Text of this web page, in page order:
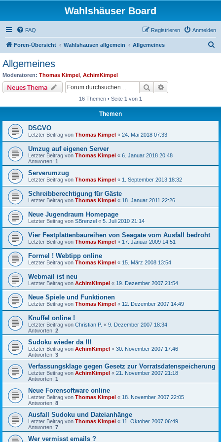
Wahlshäuser Board
FAQ Anmelden
Registrieren
Foren-Übersicht Wahlshausen allgemein Allgemeines
Allgemeines
Moderatoren: Thomas Kimpel AchimKimpel
Neues Thema Suche
16 Themen • Seite 1 von 1
Themen
DSGVO
Letzter Beitrag von Thomas Kimpel « 24. Mai 2018 07:33
Umzug auf eigenen Server
Letzter Beitrag von Thomas Kimpel « 6. Januar 2018 20:48
Antworten: 1
Serverumzug
Letzter Beitrag von Thomas Kimpel « 1. September 2013 18:32
Schreibberechtigung für Gäste
Letzter Beitrag von Thomas Kimpel « 18. Januar 2011 22:26
Neue Jugendraum Homepage
Letzter Beitrag von SBrenzel « 5. Juli 2010 21:14
Vier Festplattenbaureihen von Seagate vom Ausfall bedroht
Letzter Beitrag von Thomas Kimpel « 17. Januar 2009 14:51
Formel ! Webtipp online
Letzter Beitrag von Thomas Kimpel « 15. März 2008 13:54
Webmail ist neu
Letzter Beitrag von AchimKimpel « 19. Dezember 2007 21:54
Neue Spiele und Funktionen
Letzter Beitrag von Thomas Kimpel « 12. Dezember 2007 14:49
Knuffel online !
Letzter Beitrag von Christian P. « 9. Dezember 2007 18:34
Antworten: 2
Sudoku wieder da !!!
Letzter Beitrag von AchimKimpel « 30. November 2007 17:46
Antworten: 3
Verfassungsklage gegen Gesetz zur Vorratsdatenspeicherung
Letzter Beitrag von AchimKimpel « 21. November 2007 21:18
Antworten: 1
Neue Forensoftware online
Letzter Beitrag von Thomas Kimpel « 18. November 2007 22:05
Antworten: 8
Ausfall Sudoku und Dateianhänge
Letzter Beitrag von Thomas Kimpel « 11. Oktober 2007 06:49
Antworten: 7
Wer vermisst emails ?